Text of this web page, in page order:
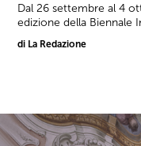
Dal 26 settembre al 4
edizione della Biennale
di La Redazione